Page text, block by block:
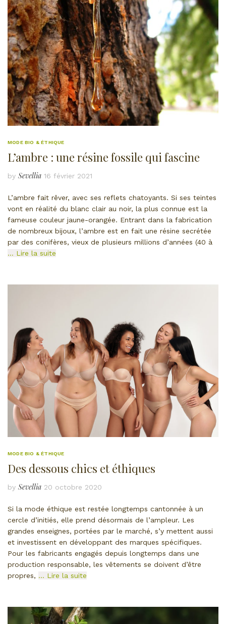
MODE BIO & ÉTHIQUE
L’ambre : une résine fossile qui fascine
by Sevellia 16 février 2021
L’ambre fait rêver, avec ses reflets chatoyants. Si ses teintes
vont en réalité du blanc clair au noir, la plus connue est la
fameuse couleur jaune-orangée. Entrant dans la fabrication
de nombreux bijoux, l’ambre est en fait une résine secrétée
par des conifères, vieux de plusieurs millions d’années (40 à
… Lire la suite
MODE BIO & ÉTHIQUE
Des dessous chics et éthiques
by Sevellia 20 octobre 2020
Si la mode éthique est restée longtemps cantonnée à un
cercle d’initiés, elle prend désormais de l’ampleur. Les
grandes enseignes, portées par le marché, s’y mettent aussi
et investissent en développant des marques spécifiques.
Pour les fabricants engagés depuis longtemps dans une
production responsable, les vêtements se doivent d’être
propres, … Lire la suite